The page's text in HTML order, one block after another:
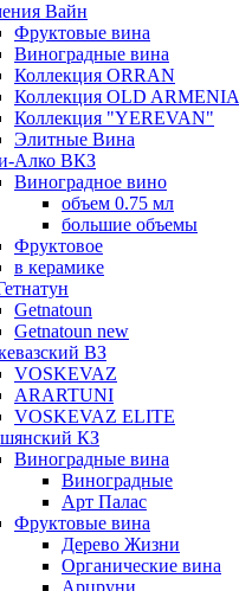
Вайн
Фруктовые вина
Виноградные вина
Коллекция ORRAN
Коллекция OLD ARMENIA
Коллекция "YEREVAN"
Элитные Вина
Алко ВКЗ
Виноградное вино
объем 0.75 мл
большие объемы
Фруктовое
в керамике
Getnatoun
Getnatoun new
ВЗ
VOSKEVAZ
ARARTUNI
VOSKEVAZ ELITE
КЗ
Виноградные вина
Виноградные
Арт Палас
Фруктовые вина
Дерево Жизни
Органические вина
Арцруни